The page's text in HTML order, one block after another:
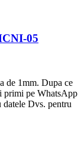
05
de 1mm. Dupa ce
primi pe WhatsApp
datele Dvs. pentru